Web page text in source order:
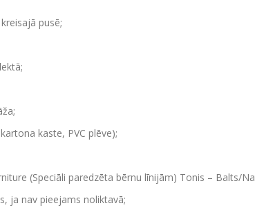
pusē;
kaste, PVC plēve);
(Speciāli paredzēta bērnu līnijām) Tonis – Balts/
ja nav pieejams noliktavā;